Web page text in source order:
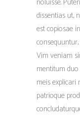
dissentias ut,
est copiosae
Vim veniam
mentitum
meis explicari
patrioque